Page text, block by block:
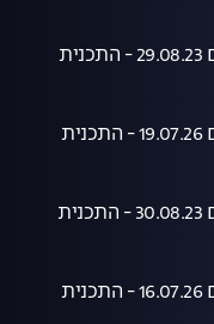
שיחת היום 29.08.23 - התכנית
שיחת היום 19.07.26 - התכנית
שיחת היום 30.08.23 - התכנית
שיחת היום 16.07.26 - התכנית